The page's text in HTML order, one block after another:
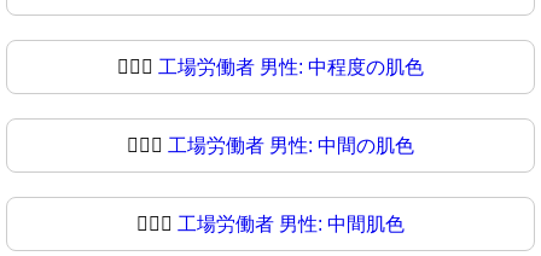
👨🏼‍⚖ 工場労働者 男性: 中程度の肌色
👨🏽‍⚖️ 工場労働者 男性: 中間の肌色
👨🏽‍⚖ 工場労働者 男性: 中間肌色